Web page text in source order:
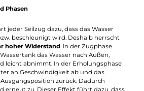
sehr laut. Das könnte in
oder Mietwohnungen schnell zu
führen. In isolierten
im Fitnessstudio ist die Lautstärke aber
der Modelle "WaterRower vs.